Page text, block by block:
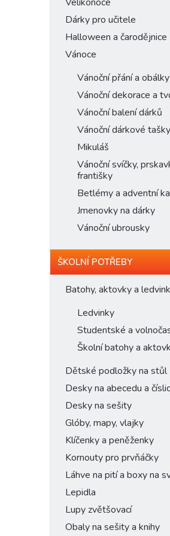
Dárky pro učitele
Halloween a čarodějnice
Vánoce
Vánoční přání a
Vánoční dekorace a
Vánoční balení dárků
Vánoční dárkové
Mikuláš
Vánoční svíčky,
františky
Betlémy a adventní
Jmenovky na dárky
Vánoční ubrousky
ŠKOLNÍ POTŘEBY
Batohy, aktovky a
Ledvinky
Studentské a
Školní batohy a
Dětské podložky na stůl
Desky na abecedu a
Desky na sešity
Glóby, mapy, vlajky
Klíčenky a peněženky
Kornouty pro prvňáčky
Láhve na pití a boxy na
Lepidla
Lupy zvětšovací
Obaly na sešity a knihy